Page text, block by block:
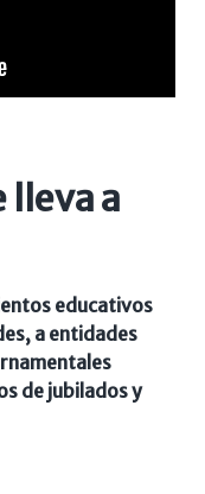
lleva a
educativos
a entidades
de jubilados y